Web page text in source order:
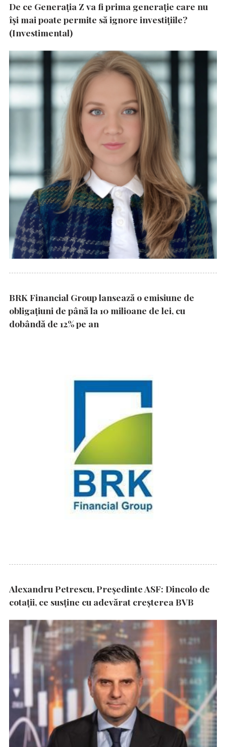
De ce Generația Z va fi prima generație care nu
își mai poate permite să ignore investițiile?
(Investimental)
BRK Financial Group lansează o emisiune de
obligațiuni de până la 10 milioane de lei, cu
dobândă de 12% pe an
Alexandru Petrescu, Președinte ASF: Dincolo de
cotații, ce susține cu adevărat creșterea BVB